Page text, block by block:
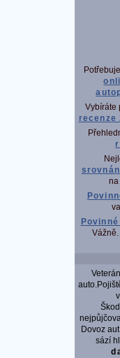
Vybíráte
recenze
na
Dovoz
sází